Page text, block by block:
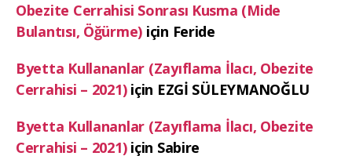
Obezite Cerrahisi Sonrası Kusma (Mide
Bulantısı, Öğürme) için Feride
Byetta Kullananlar (Zayıflama İlacı, Obezite
Cerrahisi – 2021)için EZGİ SÜLEYMANOĞLU
Byetta Kullananlar (Zayıflama İlacı, Obezite
Cerrahisi – 2021)için Sabire